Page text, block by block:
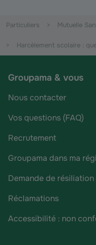
Particuliers Mutuelle
Harcèlement scolaire :
Groupama & vous
Nous contacter
Vos questions (FAQ)
Recrutement
Groupama dans ma
Demande de résiliation
Réclamations
Accessibilité : non